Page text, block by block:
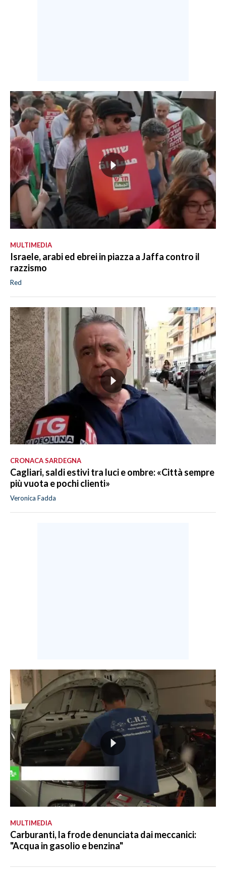
MULTIMEDIA
Israele, arabi ed ebrei in piazza a Jaffa contro il
razzismo
Red
CRONACA SARDEGNA
Cagliari, saldi estivi tra luci e ombre: «Città sempre
più vuota e pochi clienti»
Veronica Fadda
MULTIMEDIA
Carburanti, la frode denunciata dai meccanici:
"Acqua in gasolio e benzina"